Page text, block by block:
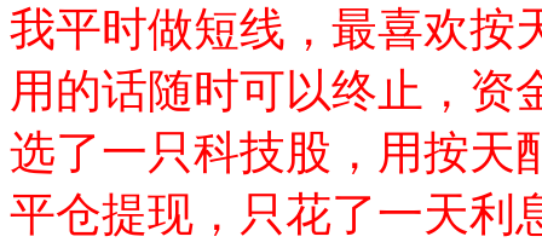
我平时做短线，最喜欢按
用的话随时可以终止，资
选了一只科技股，用按天
平仓提现，只花了一天利